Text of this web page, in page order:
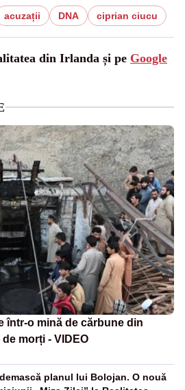
acuzații DNA ciprian ciucu
din Irlanda și pe Google
într-o mină de cărbune din
morți - VIDEO
planul lui Bolojan. O nouă